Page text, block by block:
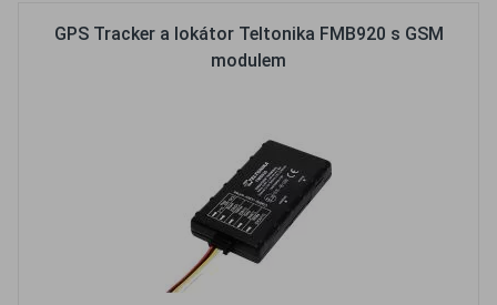
GPS Tracker a lokátor Teltonika FMB920 s GSM
modulem